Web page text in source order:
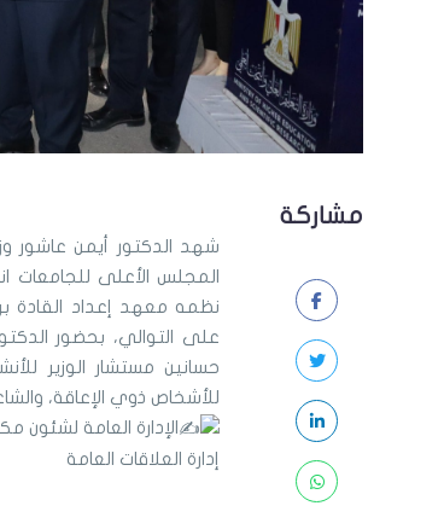
مشاركة
شهد الدكتور أيمن عاشور
المجلس الأعلى للجامعات
نظمه معهد إعداد القادة
على التوالي، بحضور
حسانين مستشار الوزير
للأشخاص ذوي الإعاقة،
الإدارة العامة لشئون
إدارة العلاقات العامة